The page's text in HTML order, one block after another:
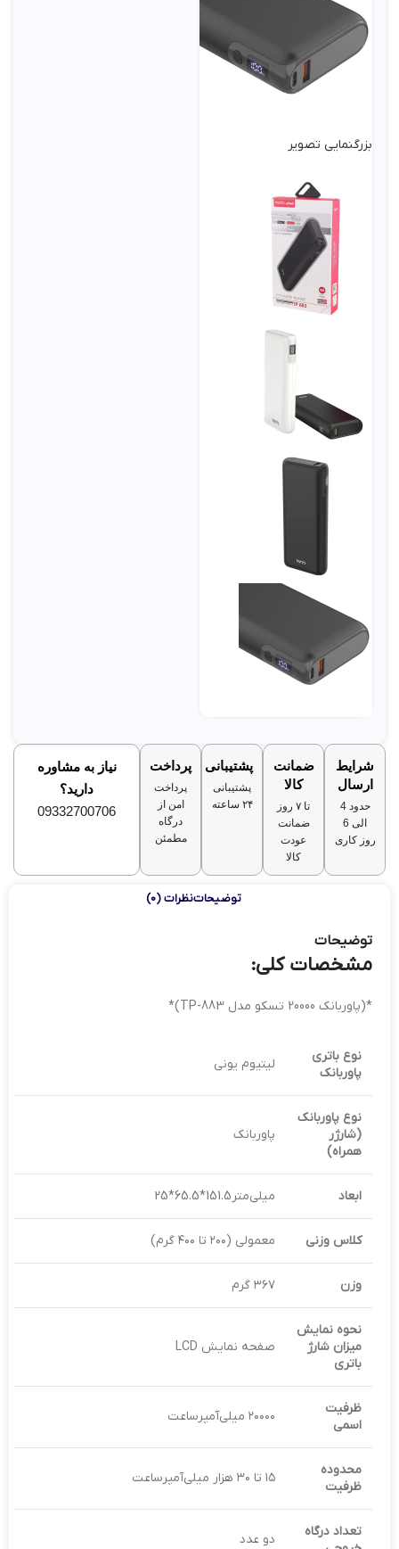
بزرگنمایی تصویر
شرایط
ارسال
حدود 4
الی 6
روز کاری
ضمانت
کالا
تا ۷ روز
ضمانت
عودت
کالا
پشتیبانی
پشتیبانی
۲۴ ساعته
پرداخت
پرداخت
امن از
درگاه
مطمئن
نیاز به مشاوره
دارید؟
09332700706
توضیحاتنظرات (0)
توضیحات
مشخصات کلی:
*(پاوربانک 20000 تسکو مدل TP-883)*
نوع باتری
پاوربانک
لیتیوم یونی
نوع پاوربانک
(شارژر
همراه)
پاوربانک
ابعاد میلی‌متر151.5*65.5*25
کلاس وزنی معمولی (۲۰۰ تا ۴۰۰ گرم)
وزن ۳۶۷ گرم
نحوه نمایش
میزان شارژ
باتری
صفحه نمایش LCD
ظرفیت
اسمی
۲۰۰۰۰ میلی‌آمپر‌ساعت
محدوده
ظرفیت
۱۵ تا ۳۰ هزار میلی‌آمپر‌ساعت
تعداد درگاه
دو عدد